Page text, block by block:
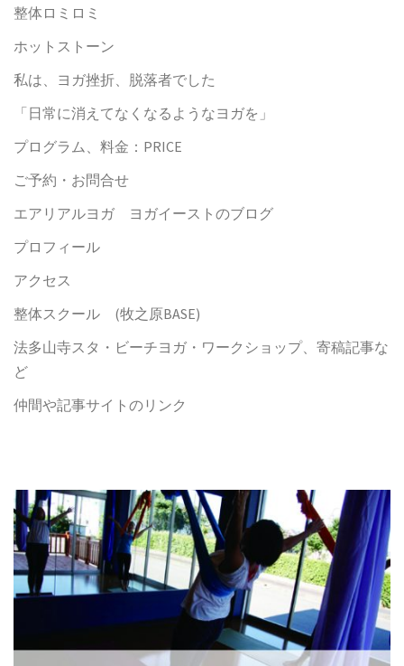
整体ロミロミ
ホットストーン
私は、ヨガ挫折、脱落者でした
「日常に消えてなくなるようなヨガを」
プログラム、料金：PRICE
ご予約・お問合せ
エアリアルヨガ ヨガイーストのブログ
プロフィール
アクセス
整体スクール (牧之原BASE)
法多山寺スタ・ビーチヨガ・ワークショップ、寄稿記事な
ど
仲間や記事サイトのリンク